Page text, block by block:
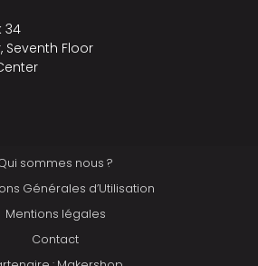
34
Seventh Floor
sommes nous ?
Générales d’Utilisation
Mentions légales
Contact